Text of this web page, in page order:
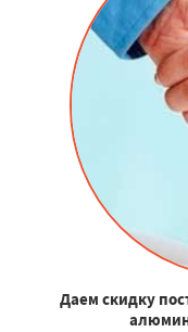
Даем скидку